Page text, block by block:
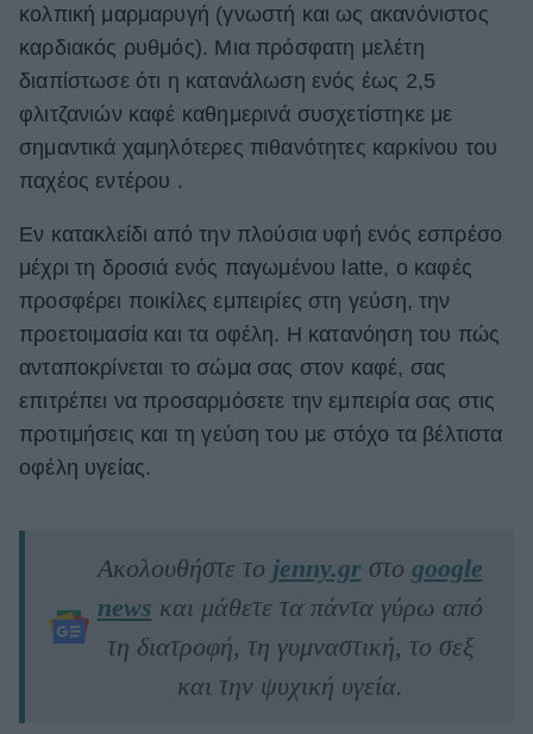
κολπική μαρμαρυγή (γνωστή και ως ακανόνιστος
καρδιακός ρυθμός). Μια πρόσφατη μελέτη
διαπίστωσε ότι η κατανάλωση ενός έως 2,5
φλιτζανιών καφέ καθημερινά συσχετίστηκε με
σημαντικά χαμηλότερες πιθανότητες καρκίνου του
παχέος εντέρου .
Εν κατακλείδι από την πλούσια υφή ενός εσπρέσο
μέχρι τη δροσιά ενός παγωμένου latte, ο καφές
προσφέρει ποικίλες εμπειρίες στη γεύση, την
προετοιμασία και τα οφέλη. Η κατανόηση του πώς
ανταποκρίνεται το σώμα σας στον καφέ, σας
επιτρέπει να προσαρμόσετε την εμπειρία σας στις
προτιμήσεις και τη γεύση του με στόχο τα βέλτιστα
οφέλη υγείας.
Ακολουθήστε το jenny.grστο google
news και μάθετε τα πάντα γύρω από
τη διατροφή, τη γυμναστική, το σεξ
και την ψυχική υγεία.